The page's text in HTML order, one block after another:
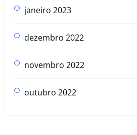
janeiro 2023
dezembro 2022
novembro 2022
outubro 2022